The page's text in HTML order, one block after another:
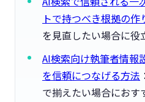
トで持つべき根拠の作
を見直したい場合に役
AI検索向け執筆者情報
を信頼につなげる方法
で揃えたい場合におす